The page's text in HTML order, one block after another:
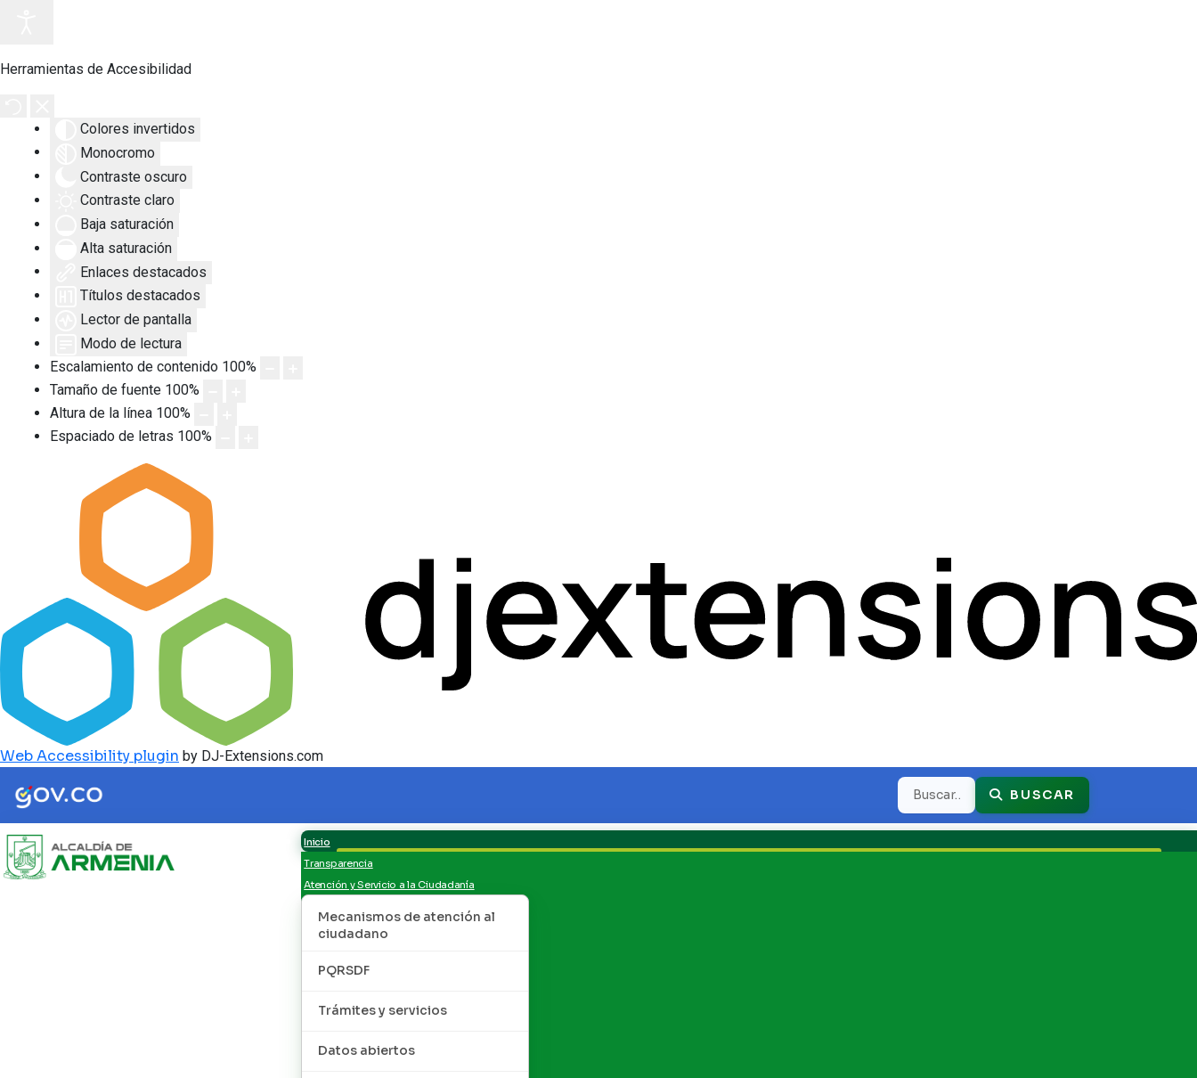
Herramientas de Accesibilidad
Colores invertidos
Monocromo
Contraste oscuro
Contraste claro
Baja saturación
Alta saturación
Enlaces destacados
Títulos destacados
Lector de pantalla
Modo de lectura
Escalamiento de contenido 100%
Tamaño de fuente 100%
Altura de la línea 100%
Espaciado de letras 100%
Web Accessibility plugin by DJ-Extensions.com
Buscar BUSCAR
Inicio
Transparencia
Atención y Servicio a la Ciudadanía
Mecanismos de atención al
ciudadano
PQRSDF
Trámites y servicios
Datos abiertos